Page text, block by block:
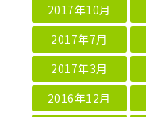
2017年10月
2017年7月
2017年3月
2016年12月